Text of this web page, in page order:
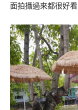
面拍攝過來都很好看